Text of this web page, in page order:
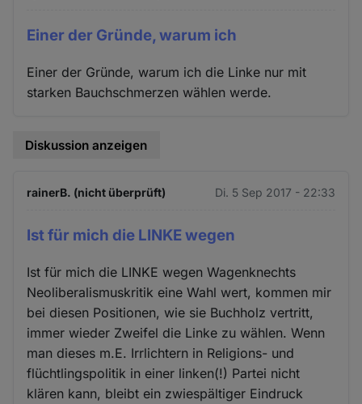
Einer der Gründe, warum ich
Einer der Gründe, warum ich die Linke nur mit
starken Bauchschmerzen wählen werde.
Diskussion anzeigen
rainerB. (nicht überprüft) Di. 5 Sep 2017 - 22:33
Ist für mich die LINKE wegen
Ist für mich die LINKE wegen Wagenknechts
Neoliberalismuskritik eine Wahl wert, kommen mir
bei diesen Positionen, wie sie Buchholz vertritt,
immer wieder Zweifel die Linke zu wählen. Wenn
man dieses m.E. Irrlichtern in Religions- und
flüchtlingspolitik in einer linken(!) Partei nicht
klären kann, bleibt ein zwiespältiger Eindruck